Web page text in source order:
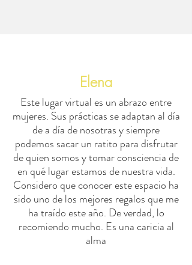
Elena
Este lugar virtual es un abrazo entre
mujeres. Sus prácticas se adaptan al día
de a día de nosotras y siempre
podemos sacar un ratito para disfrutar
de quien somos y tomar consciencia de
en qué lugar estamos de nuestra vida.
Considero que conocer este espacio ha
sido uno de los mejores regalos que me
ha traído este año. De verdad, lo
recomiendo mucho. Es una caricia al
alma